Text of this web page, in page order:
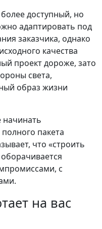
более доступный, но
адаптировать под
заказчика, однако
качества
проект дороже, зато
света,
образ жизни
начинать
пакета
что «строить
с
на вас